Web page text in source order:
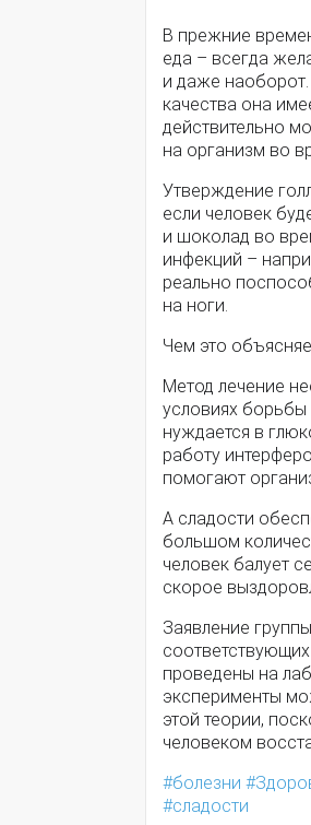
В прежние
еда – всегда
и даже
качества она
действительно
на организм во
Утверждение
если человек
и шоколад во
инфекций –
реально
на ноги.
Чем это
Метод лечение
условиях борьбы
нуждается в
работу
помогают
А сладости
большом
человек балует
скорое
Заявление
проведены на
эксперименты
этой теории,
человеком
болезни
сладости